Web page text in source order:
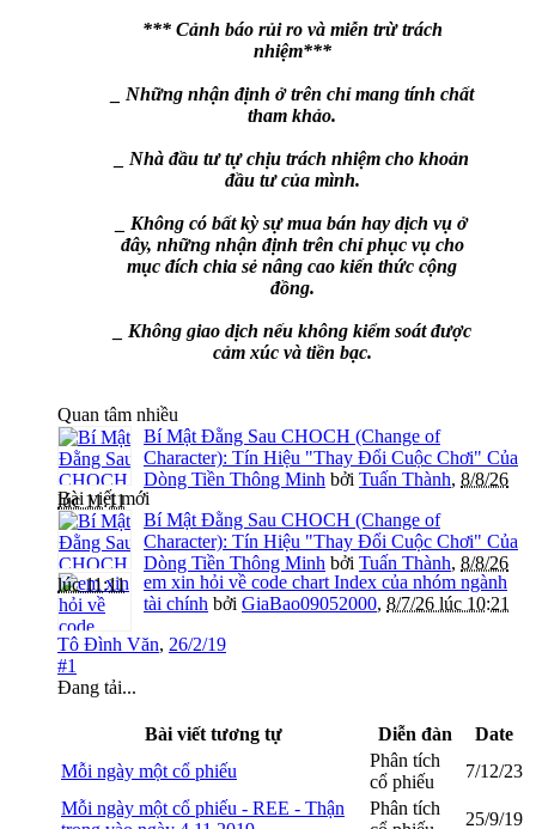
*** Cảnh báo rủi ro và miễn trừ trách
nhiệm***
_ Những nhận định ở trên chỉ mang tính chất
tham khảo.
_ Nhà đầu tư tự chịu trách nhiệm cho khoản
đầu tư của mình.
_ Không có bất kỳ sự mua bán hay dịch vụ ở
đây, những nhận định trên chỉ phục vụ cho
mục đích chia sẻ nâng cao kiến thức cộng
đồng.
_ Không giao dịch nếu không kiểm soát được
cảm xúc và tiền bạc.
Quan tâm nhiều
Bí Mật Đằng Sau CHOCH (Change of
Character): Tín Hiệu "Thay Đổi Cuộc Chơi" Của
Dòng Tiền Thông Minh bởi Tuấn Thành, 8/8/26
lúc 11:11
Bài viết mới
Bí Mật Đằng Sau CHOCH (Change of
Character): Tín Hiệu "Thay Đổi Cuộc Chơi" Của
Dòng Tiền Thông Minh bởi Tuấn Thành, 8/8/26
lúc 11:11
em xin hỏi về code chart Index của nhóm ngành
tài chính bởi GiaBao09052000, 8/7/26 lúc 10:21
Tô Đình Văn, 26/2/19
#1
Đang tải...
Bài viết tương tự Diễn đàn
Date
Mỗi ngày một cổ phiếu
Phân tích
cổ phiếu
7/12/23
Mỗi ngày một cổ phiếu - REE - Thận
Phân tích
25/9/19